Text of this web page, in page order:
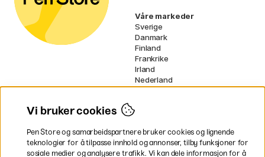
Våre markeder
Sverige
Danmark
Finland
Frankrike
Irland
Nederland
Tyskland
* Spesifikkefraktvilkårgjelder for
voluminøse varer.
Vi bruker cookies
Pen Store og samarbeidspartnere bruker cookies og lignende
teknologier for å tilpasse innhold og annonser, tilby funksjoner for
sosiale medier og analysere trafikk. Vi kan dele informasjon for å